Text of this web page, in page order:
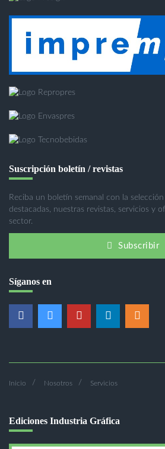
Suscripción boletín / revistas
Reciba un boletín semanal con la
destacadas, nuestras revistas, servicios y
sector.
Subscribir
Síganos en
Inicio Nosotros Servicios
Ediciones Industria Gráfica